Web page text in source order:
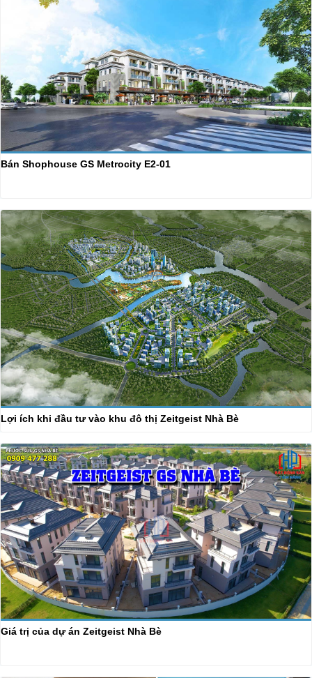
Bán Shophouse GS Metrocity E2-01
Lợi ích khi đầu tư vào khu đô thị Zeitgeist Nhà Bè
Giá trị của dự án Zeitgeist Nhà Bè